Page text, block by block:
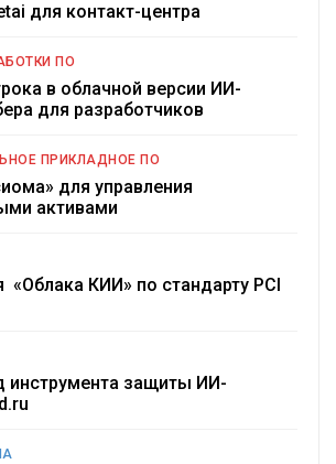
для контакт-центра
ПО
в облачной версии ИИ-
для разработчиков
ПРИКЛАДНОЕ ПО
для управления
активами
«Облака КИИ» по стандарту PCI
инструмента защиты ИИ-